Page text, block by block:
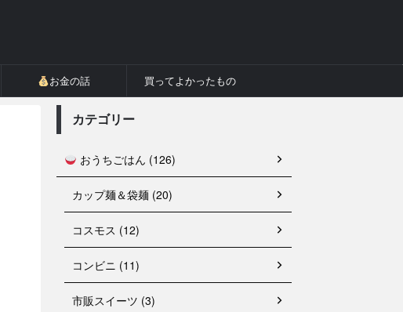
お金の話 買ってよかったもの
カテゴリー
おうちごはん (126)
カップ麺＆袋麺 (20)
コスモス (12)
コンビニ (11)
市販スイーツ (3)